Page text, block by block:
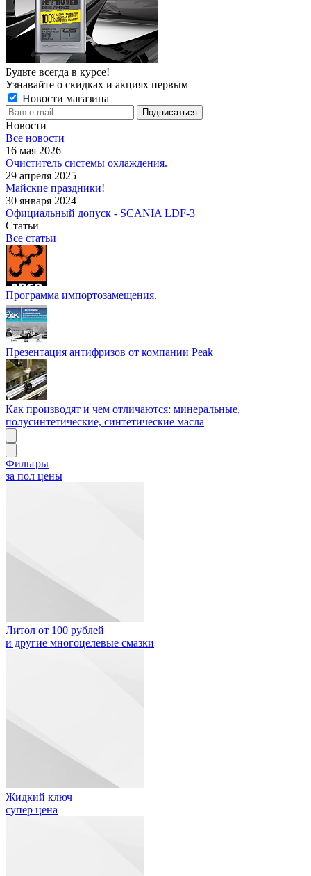
Будьте всегда в курсе!
Узнавайте о скидках и акциях первым
Новости магазина
Новости
Все новости
16 мая 2026
Очиститель системы охлаждения.
29 апреля 2025
Майские праздники!
30 января 2024
Официальный допуск - SCANIA LDF-3
Статьи
Все статьи
Программа импортозамещения.
Презентация антифризов от компании Peak
Как производят и чем отличаются: минеральные,
полусинтетические, синтетические масла
Фильтры
за пол цены
Литол от 100 рублей
и другие многоцелевые смазки
Жидкий ключ
супер цена